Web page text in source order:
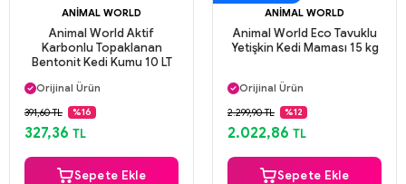
ANIMAL WORLD
Animal World Aktif
Karbonlu Topaklanan
Bentonit Kedi Kumu 10 LT
Aynı Gün Kargo
Orijinal Ürün
Güvenli Ödeme
Aynı Gün Kargo
391,60 TL %16
327,36 TL
Sepete Ekle
ANIMAL WORLD
Animal World Eco Tavuklu
Yetişkin Kedi Maması 15 kg
Orijinal Ürün
Güvenli Ödeme
Aynı Gün Kargo
2.299,90 TL %12
2.022,86 TL
Sepete Ekle